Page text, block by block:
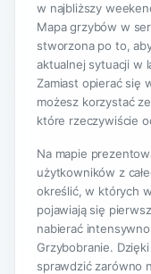
w najbliższy
Mapa grzybów w
stworzona po to,
aktualnej sytuacji w
Zamiast opierać się
możesz korzystać
które rzeczywiście
Na mapie
użytkowników z
określić, w których
pojawiają się
nabierać
Grzybobranie.
sprawdzić zarówno